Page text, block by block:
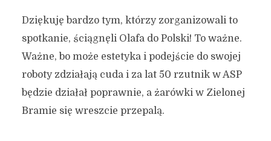
Dziękuję bardzo tym, którzy zorganizowali to
spotkanie, ściągnęli Olafa do Polski! To ważne.
Ważne, bo może estetyka i podejście do swojej
roboty zdziałają cuda i za lat 50 rzutnik w ASP
będzie działał poprawnie, a żarówki w Zielonej
Bramie się wreszcie przepalą.